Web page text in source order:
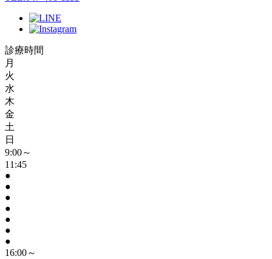
診療時間
月
火
水
木
金
土
日
9:00～
11:45
●
●
●
●
●
●
●
16:00～